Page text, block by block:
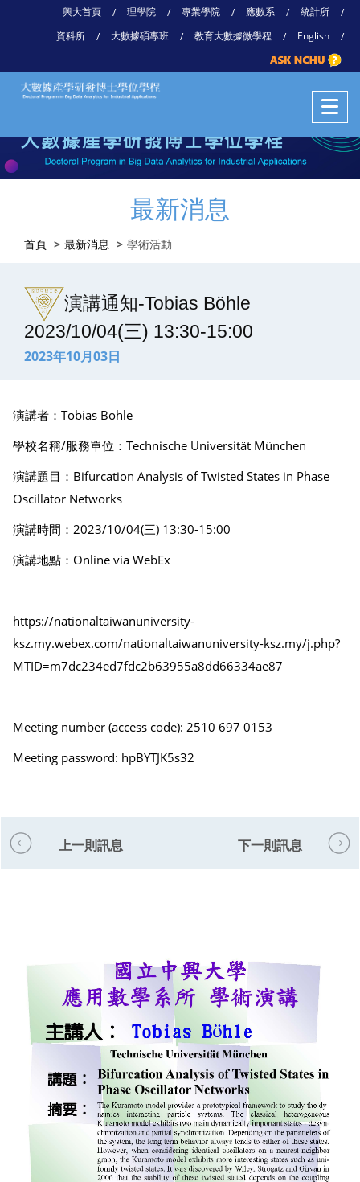
興大首頁 / 理學院 / 專業學院 / 應數系 / 統計所
/
資科所
/ 大數據碩專班 / 教育大數據微學程 / English /
最新消息
首頁 最新消息 學術活動
演講通知-Tobias Böhle
2023/10/04(三) 13:30-15:00
2023年10月03日
演講者：Tobias Böhle
學校名稱/服務單位：Technische Universität München
演講題目：Bifurcation Analysis of Twisted States in Phase
Oscillator Networks
演講時間：2023/10/04(三) 13:30-15:00
演講地點：Online via WebEx
https://nationaltaiwanuniversity-
ksz.my.webex.com/nationaltaiwanuniversity-ksz.my/j.php?
MTID=m7dc234ed7fdc2b63955a8dd66334ae87
Meeting number (access code): 2510 697 0153
Meeting password: hpBYTJK5s32
上一則訊息 下一則訊息